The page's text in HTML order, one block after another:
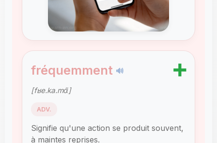
fréquemment 🔊 ➕
[fʁe.ka.mɑ̃]
ADV.
Signifie qu'une action se produit souvent,
à maintes reprises.